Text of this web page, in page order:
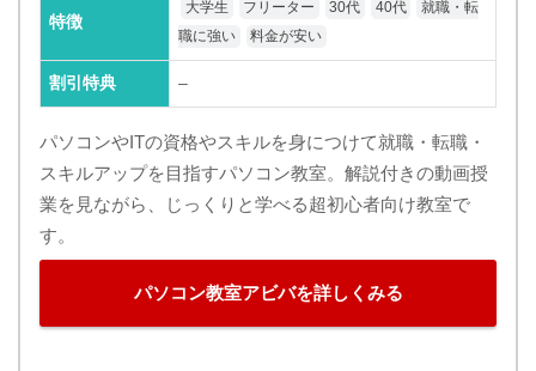
特徴
大学生 フリーター 30代 40代
就職・転
職に強い
料金が安い
割引特典 –
パソコンやITの資格やスキルを身につけて就職・転職・
スキルアップを目指すパソコン教室。解説付きの動画授
業を見ながら、じっくりと学べる超初心者向け教室で
す。
パソコン教室アビバを詳しくみる